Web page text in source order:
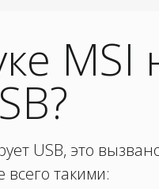
MSI
USB, это
такими: